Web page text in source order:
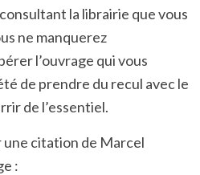
la librairie que vous
ne manquerez
l’ouvrage qui vous
de prendre du recul avec le
de l’essentiel.
citation de Marcel
: